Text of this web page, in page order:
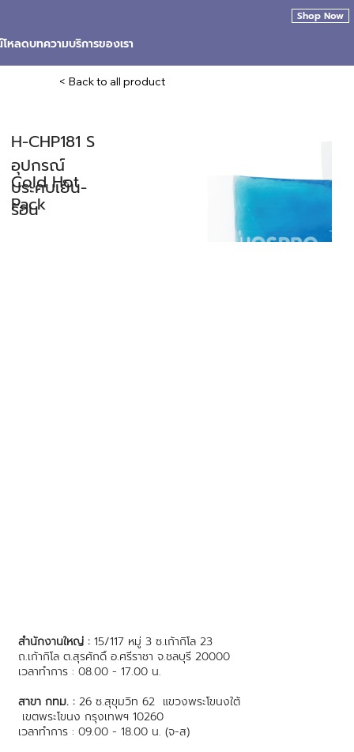
โหลดบทความบริการของเรา
Shop Now
< Back to all product
Cold Hot
Pack
H-CHP181 S
อุปกรณ์
ประคบเย็น-
ร้อน
สำนักงานใหญ่ :15/117 หมู่ 3 ซ.เก้ากิโล 23
ถ.เก้ากิโล ต.สุรศักดิ์ อ.ศรีราชา จ.ชลบุรี 20000
เวลาทำการ : 08.00 - 17.00 น.
สาขา กทม. : 26 ซ.สุขุมวิท 62 แขวงพระโขนงใต้
เขตพระโขนง กรุงเทพฯ 10260
เวลาทำการ : 09.00 - 18.00 น. (จ-ส)